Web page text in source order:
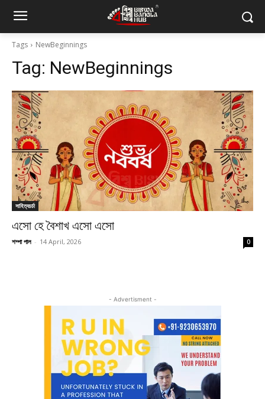
Tags NewBeginnings
Tag: NewBeginnings
সাহিত্যচর্চা
এসো হে বৈশাখ এসো এসো
শম্পা পাল - 14 April, 2026 0
- Advertisment -